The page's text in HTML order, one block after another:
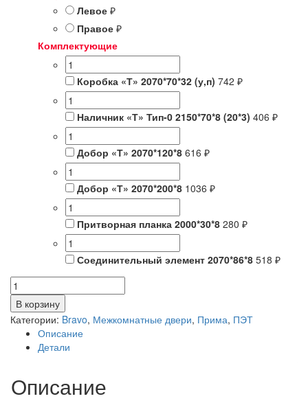
Левое ₽
Правое ₽
Комплектующие
Коробка «Т» 2070*70*32 (у,п) 742 ₽
Наличник «Т» Тип-0 2150*70*8 (20*3) 406 ₽
Добор «Т» 2070*120*8 616 ₽
Добор «Т» 2070*200*8 1036 ₽
Притворная планка 2000*30*8 280 ₽
Соединительный элемент 2070*86*8 518 ₽
Количество
товара
Прима-0
Stormy
Silk
В корзину
Категории: Bravo, Межкомнатные двери, Прима, ПЭТ
Описание
Детали
Описание